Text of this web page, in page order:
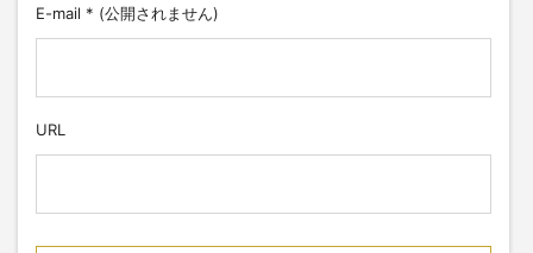
E-mail * (公開されません)
URL